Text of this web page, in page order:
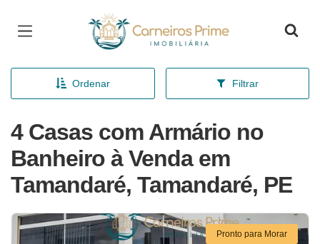
Página inicial
Ordenar Filtrar
4 Casas com Armário no
Banheiro à Venda em
Tamandaré, Tamandaré, PE
Pronto para Morar